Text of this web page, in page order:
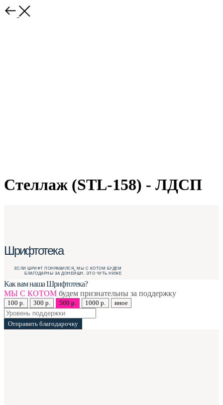
Стеллаж (STL-158) - ЛДСП
Шрифтотека
ЕСЛИ ШРИФТ ПОНРАВИЛСЯ, МЫ С КОТОМ БУДЕМ
БЛАГОДАРНЫ ЗА ДОНЕЙШН. ЭТО ЧУТЬ НИЖЕ
Как вам наша Шрифтотека?
МЫ С КОТОМ будем признательны за поддержку
100 р. 300 р. 500 р. 1000 р. иное
Отправить благодарочку